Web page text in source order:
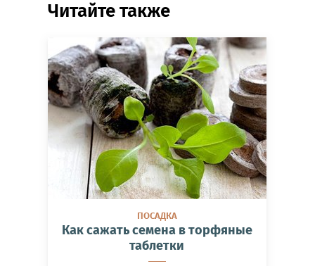
Читайте также
ПОСАДКА
Как сажать семена в торфяные
таблетки